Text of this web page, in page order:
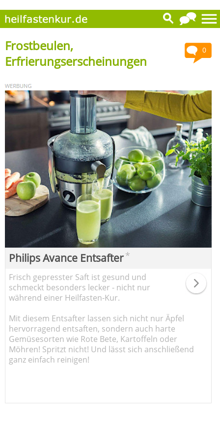
0
Frostbeulen,
Erfrierungserscheinungen
Philips Avance Entsafter*
Frisch gepresster Saft ist gesund und
schmeckt besonders lecker - nicht nur
während einer Heilfasten-Kur.
Mit diesem Entsafter lassen sich nicht nur Äpfel
hervorragend entsaften, sondern auch harte
Gemüsesorten wie Rote Bete, Kartoffeln oder
Möhren! Spritzt nicht! Und lässt sich anschließend
ganz einfach reinigen!